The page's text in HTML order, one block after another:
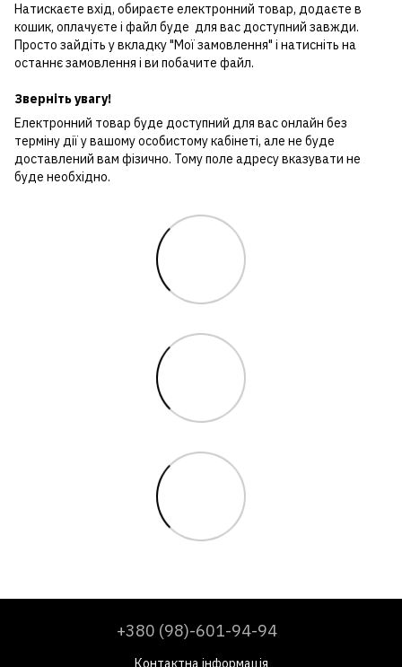
Натискаєте вхід, обираєте електронний товар, додаєте в
кошик, оплачуєте і файл буде для вас доступний завжди.
Просто зайдіть у вкладку "Мої замовлення" і натисніть на
останнє замовлення і ви побачите файл.
Зверніть увагу!
Електронний товар буде доступний для вас онлайн без
терміну дії у вашому особистому кабінеті, але не буде
доставлений вам фізично. Тому поле адресу вказувати не
буде необхідно.
+380 (98)-601-94-94
Контактна інформація